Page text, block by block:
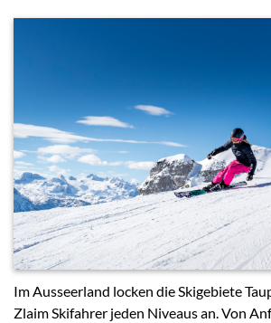
Im Ausseerland locken die Skigebiete
Zlaim Skifahrer jeden Niveaus an. Von